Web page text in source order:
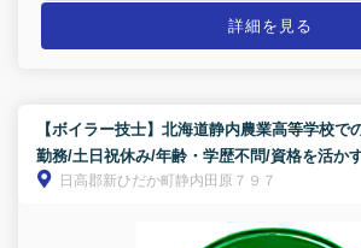
詳細を見る
【ボイラー技士】北海道静内農業高等学校で
勤務/土日祝休み/年齢・学歴不問/資格を活か
日高郡新ひだか町静内田原７９７